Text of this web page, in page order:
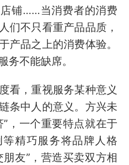
铺……当消费者的消费
们不只看重产品品质，
产品之上的消费体验。
务不能缺席。
看，重视服务某种意义
条中人的意义。方兴未
”，一个重要特点就在于
精巧服务将品牌人格
友”，营造买卖双方相